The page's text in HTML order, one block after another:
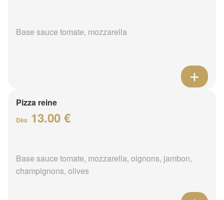
Base sauce tomate, mozzarella
Pizza reine
Dès 13.00 €
Base sauce tomate, mozzarella, oignons, jambon,
champignons, olives